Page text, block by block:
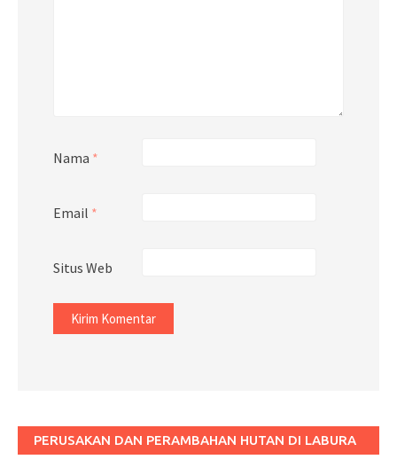
Nama *
Email *
Situs Web
PERUSAKAN DAN PERAMBAHAN HUTAN DI LABURA